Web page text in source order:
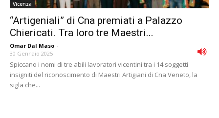
Vicenza
“Artigeniali” di Cna premiati a Palazzo
Chiericati. Tra loro tre Maestri...
Omar Dal Maso -
30 Gennaio 2025
Spiccano i nomi di tre abili lavoratori vicentini tra i 14 soggetti
insigniti del riconoscimento di Maestri Artigiani di Cna Veneto, la
sigla che...